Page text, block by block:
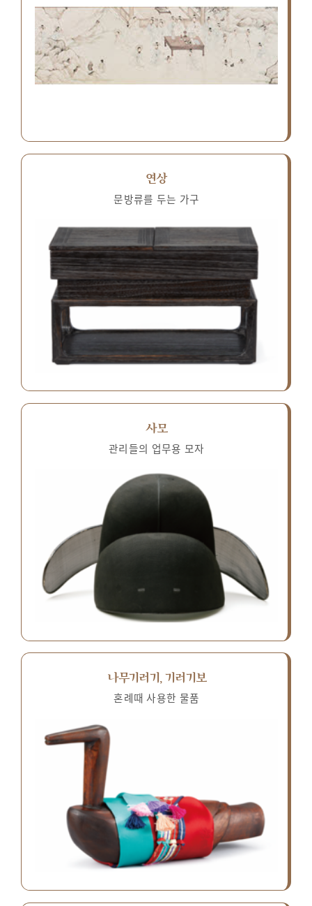
연상
문방류를 두는 가구
사모
관리들의 업무용 모자
나무기러기, 기러기보
혼례때 사용한 물품